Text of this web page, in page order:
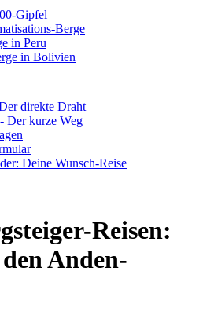
Gipfel
Berge
in Peru
in Bolivien
direkte Draht
Der kurze Weg
Deine Wunsch-Reise
Reisen:
Anden-